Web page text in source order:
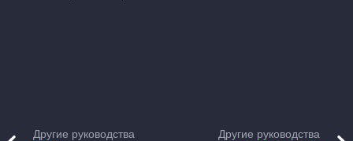
Другие руководства Другие руководства